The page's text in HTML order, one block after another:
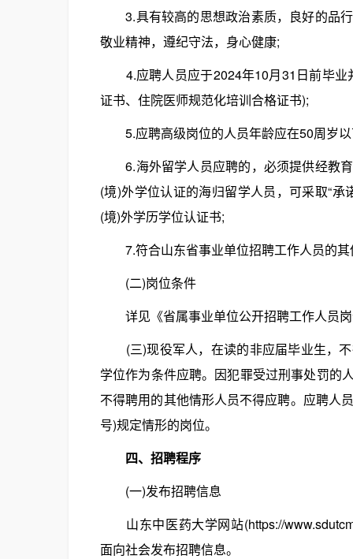
3.具有较高的思想政治素质，良好的品行
敬业精神，遵纪守法，身心健康;
4.应聘人员应于2024年10月31日前毕业
证书、住院医师规范化培训合格证书);
5.应聘高级岗位的人员年龄应在50周岁以
6.海外留学人员应聘的，必须提供经教育
(境)外学位认证的海归留学人员，可采取“
(境)外学历学位认证书;
7.符合山东省事业单位招聘工作人员的其
(二)岗位条件
详见《省属事业单位公开招聘工作人员岗
(三)现役军人，在读的非应届毕业生，不
学位作为条件应聘。因犯罪受过刑事处罚的
不得聘用的其他情形人员不得应聘。应聘人
号)规定情形的岗位。
四、招聘程序
(一)发布招聘信息
山东中医药大学网站(https://
面向社会发布招聘信息。